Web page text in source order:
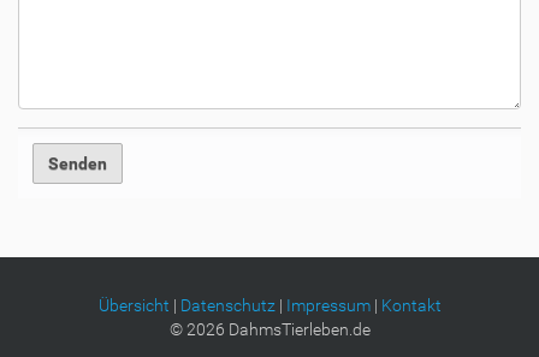
Übersicht | Datenschutz| Impressum| Kontakt
©2026 DahmsTierleben.de